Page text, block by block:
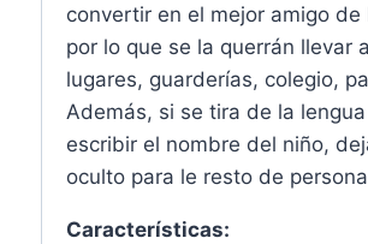
convertir en el mejor amigo de
por lo que se la querrán llevar
lugares, guarderías, colegio,
Además, si se tira de la
escribir el nombre del niño,
oculto para le resto de
Características: